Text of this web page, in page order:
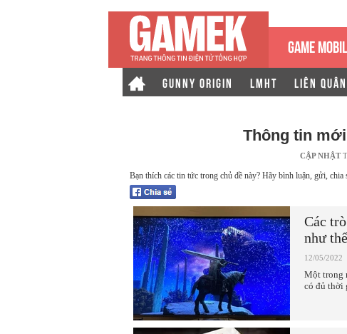
GAME
GUNNY ORIGIN LMHT LIÊN
Thông tin
CẬP NHẬT
Bạn thích các tin tức trong chủ đề này? Hãy bình luận, gửi, chia
Các
như
12/05/2022
Một trong
có đủ thời